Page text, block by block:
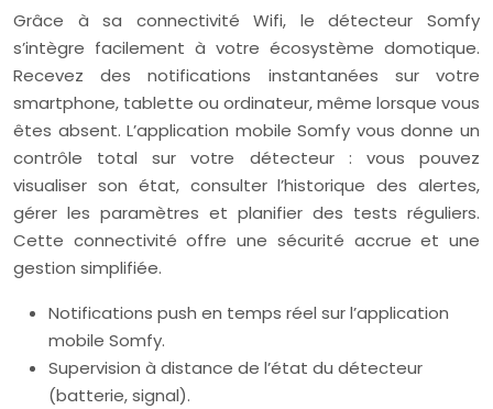
Grâce à sa connectivité Wifi, le détecteur Somfy
s’intègre facilement à votre écosystème domotique.
Recevez des notifications instantanées sur votre
smartphone, tablette ou ordinateur, même lorsque vous
êtes absent. L’application mobile Somfy vous donne un
contrôle total sur votre détecteur : vous pouvez
visualiser son état, consulter l’historique des alertes,
gérer les paramètres et planifier des tests réguliers.
Cette connectivité offre une sécurité accrue et une
gestion simplifiée.
Notifications push en temps réel sur l’application
mobile Somfy.
Supervision à distance de l’état du détecteur
(batterie, signal).